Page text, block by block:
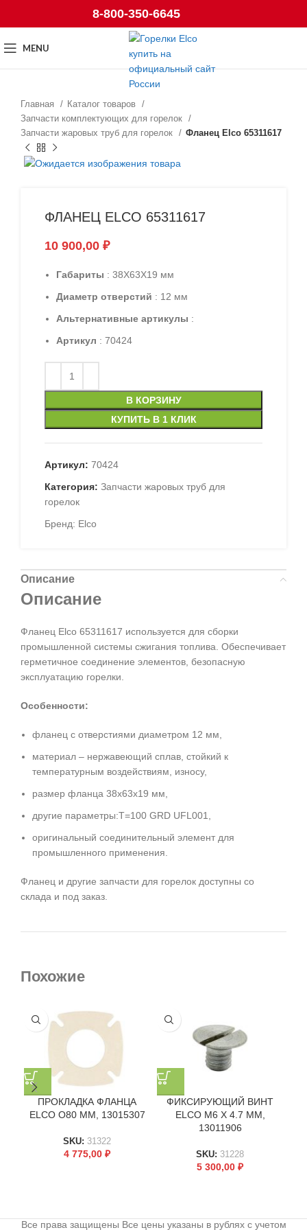
8-800-350-6645
MENU
Главная
Каталог товаров
Запчасти комплектующих для горелок
Запчасти жаровых труб для горелок
Фланец Elco 65311617
ФЛАНЕЦ ELCO 65311617
10 900,00 ₽
Габариты : 38X63X19 мм
Диаметр отверстий : 12 мм
Альтернативные артикулы :
Артикул : 70424
В КОРЗИНУ
КУПИТЬ В 1 КЛИК
Артикул: 70424
Категория: Запчасти жаровых труб для
горелок
Бренд: Elco
Описание
Описание
Фланец Elco 65311617 используется для сборки
промышленной системы сжигания топлива. Обеспечивает
герметичное соединение элементов, безопасную
эксплуатацию горелки.
Особенности:
фланец с отверстиями диаметром 12 мм,
материал – нержавеющий сплав, стойкий к
температурным воздействиям, износу,
размер фланца 38х63х19 мм,
другие параметры:T=100 GRD UFL001,
оригинальный соединительный элемент для
промышленного применения.
Фланец и другие запчасти для горелок доступны со
склада и под заказ.
Похожие
ПРОКЛАДКА ФЛАНЦА
ELCO O80 ММ, 13015307
SKU: 31322
4 775,00 ₽
ФИКСИРУЮЩИЙ ВИНТ
ELCO M6 X 4.7 ММ,
13011906
SKU: 31228
5 300,00 ₽
Все права защищены Все цены указаны в рублях с учетом